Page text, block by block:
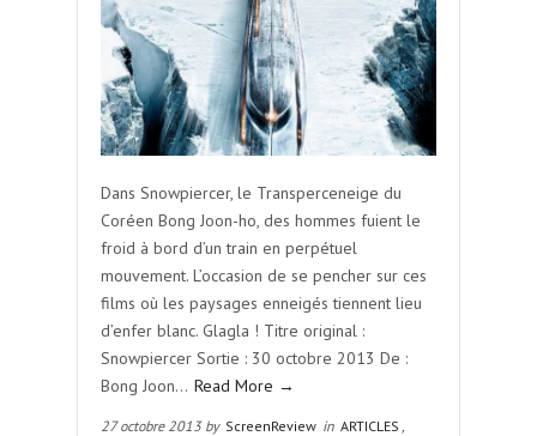
Dans Snowpiercer, le Transperceneige du
Coréen Bong Joon-ho, des hommes fuient le
froid à bord d’un train en perpétuel
mouvement. L’occasion de se pencher sur ces
films où les paysages enneigés tiennent lieu
d’enfer blanc. Glagla ! Titre original :
Snowpiercer Sortie : 30 octobre 2013 De :
Bong Joon… Read More →
27 octobre 2013 by ScreenReview in ARTICLES ,